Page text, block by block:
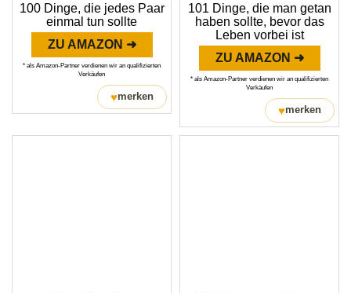
100 Dinge, die jedes Paar
einmal tun sollte
ZU AMAZON ➜
* als Amazon-Partner verdienen wir an qualifizierten
Verkäufen
♥merken
101 Dinge, die man getan
haben sollte, bevor das
Leben vorbei ist
ZU AMAZON ➜
* als Amazon-Partner verdienen wir an qualifizierten
Verkäufen
♥merken